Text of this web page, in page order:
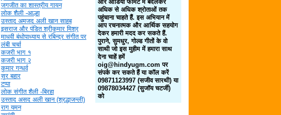
जगजीत का शास्त्रीय गायन
लोक शैली -आल्हा
उस्ताद अमजद अली खान साहब
इसराज और पंडित श्रीकुमार मिश्र
माधवी बंधोपाध्याय से रबिन्द्र संगीत पर
लंबी चर्चा
कजरी भाग १
कजरी भाग २
कुमार गन्धर्व
सुर बहार
टप्पा
लोक संगीत शैली -बिरहा
उस्ताद असद अली खान (श्रद्धाजन्ली)
राग यमन
और ऑडियो फॉर्मेट में बदलकर
अधिक से अधिक श्रोताओं तक
पहुंचाना चाहते हैं. इस अभियान में
आप रचनात्मक और आर्थिक सहयोग
देकर हमारी मदद कर सकते हैं.
पुराने, सुमधुर, गोल्ड गीतों के वो
साथी जो इस मुहीम में हमारा साथ
देना चाहें हमें
oig@hindyugm.com पर
संपर्क कर सकते हैं या कॉल करें
09871123997 (सजीव सारथी) या
09878034427 (सुजॉय चटर्जी)
को